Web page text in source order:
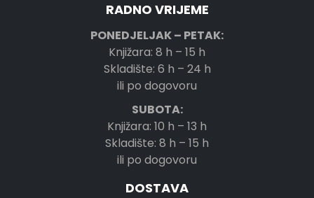
RADNO VRIJEME
PONEDJELJAK – PETAK:
Knjižara: 8 h – 15 h
Skladište: 6 h – 24 h
ili po dogovoru
SUBOTA:
Knjižara: 10 h – 13 h
Skladište: 8 h – 15 h
ili po dogovoru
DOSTAVA